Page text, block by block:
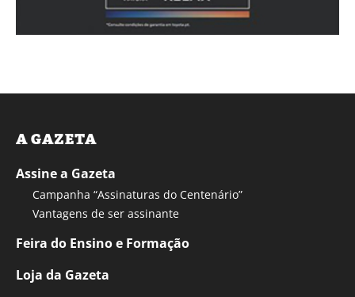
A GAZETA
Assine a Gazeta
Campanha “Assinaturas do Centenário”
Vantagens de ser assinante
Feira do Ensino e Formação
Loja da Gazeta